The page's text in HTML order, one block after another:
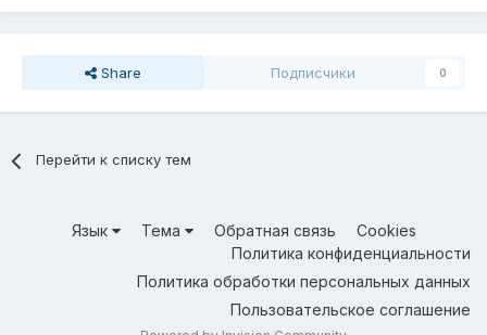
Share Подписчики 0
Перейти к списку тем
Язык Тема Обратная связь
Cookies
Политика конфиденциальности
Политика обработки персональных данных
Пользовательское соглашение